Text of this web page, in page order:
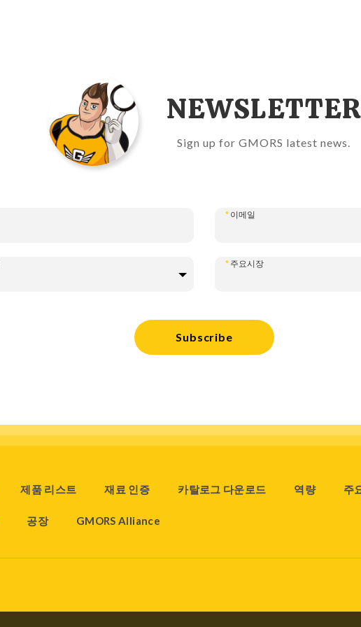
NEWSLETTER
Sign up for GMORS latest news.
* 이메일
* 주요시장
Subscribe
제품 리스트 재료 인증 카탈로그 다운로드 역량 주
공장 GMORS Alliance